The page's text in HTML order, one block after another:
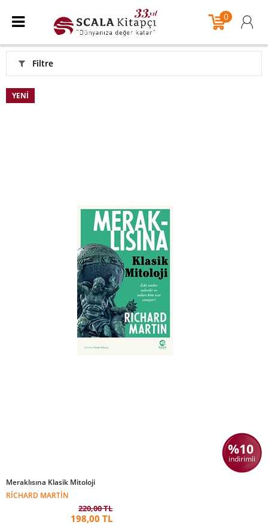
0
Filtre
%10
indirimli
YENI
Meraklısına Klasik Mitoloji
RICHARD MARTIN
220,00 TL
198,00 TL